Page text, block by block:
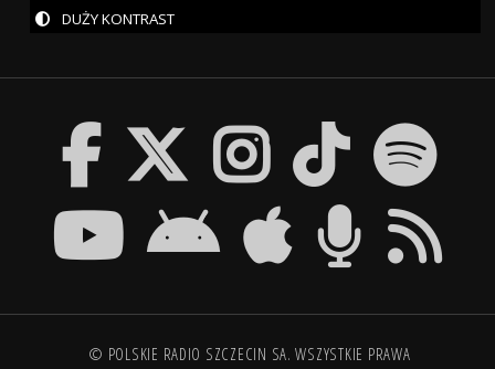
DUŻY KONTRAST
© POLSKIE RADIO SZCZECIN SA. WSZYSTKIE PRAWA